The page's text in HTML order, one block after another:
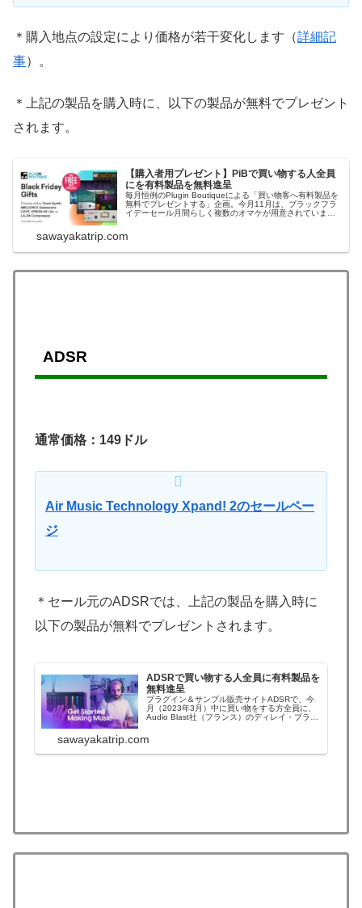
＊購入地点の設定により価格が若干変化します（詳細記
事）。
＊上記の製品を購入時に、以下の製品が無料でプレゼント
されます。
【購入者用プレゼント】PiBで買い物する人全員
にを有料製品を無料進呈
毎月恒例のPlugin Boutiqueによる「買い物客へ有料製品を
無料でプレゼントする」企画。今月11月は、ブラックフラ
イデーセール月間らしく複数のオマケが用意されていま
できます...
sawayakatrip.com
ADSR
通常価格：149ドル
Air Music Technology Xpand! 2のセールペー
ジ
＊セール元のADSRでは、上記の製品を購入時に
以下の製品が無料でプレゼントされます。
ADSRで買い物する人全員に有料製品を
無料進呈
プラグイン＆サンプル販売サイトADSRで、今
月（2023年3月）中に買い物をする方全員に、
Audio Blast社（フランス）のディレイ・プラグ
購入したら貰うことができます。＊このキャン
ペーンは日本時間...
sawayakatrip.com